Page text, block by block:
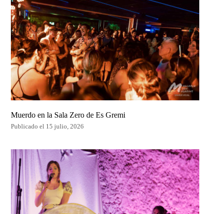
Muerdo en la Sala Zero de Es Gremi
Publicado el 15 julio, 2026